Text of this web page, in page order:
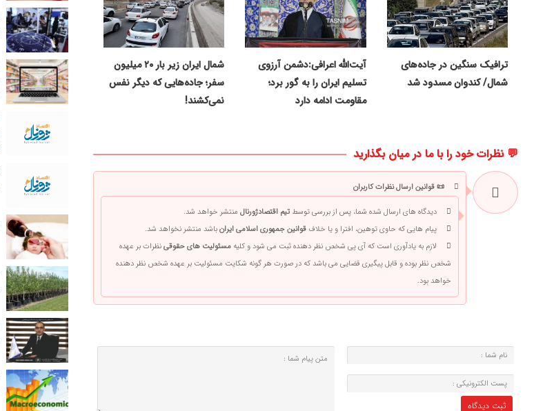
ترافیک سنگین در جاده‌های
شمال/ کندوان مسدود شد
آیت‌الله اعرافی:دشمن آرزوی
تسلیم ایران را به گور برد؛
مقاومت ادامه دارد
شمال ایران زیر بار ۲۰ میلیون
سفر؛ جاده‌هایی که دیگر نفس
نمی‌کشند!
💬 نظرات خود را با ما در میان بگذارید
📜 قوانین ارسال نظرات کاربران
دیدگاه های ارسال شده شما، پس از بررسی توسط تیم اقتصادژورنال منتشر خواهد شد.
پیام هایی که حاوی توهین، افترا و یا خلاف قوانین جمهوری اسلامی ایرانباشد منتشر نخواهد شد.
لازم به یادآوری است که آی پی شخص نظر دهنده ثبت می شود و کلیه مسئولیت های حقوقینظرات بر عهده
شخص نظر بوده و قابل پیگیری قضایی می باشد که در صورت هر گونه شکایت مسئولیت بر عهده شخص نظر دهنده
خواهد بود.